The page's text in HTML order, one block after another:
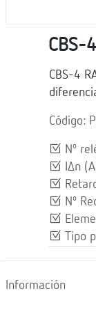
CBS-
CBS-4
Código:
Nº
IΔn
Nº
Tipo
Información